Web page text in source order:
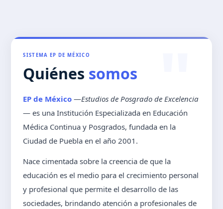
SISTEMA EP DE MÉXICO
Quiénes somos
EP de México —Estudios de Posgrado de Excelencia
— es una Institución Especializada en Educación
Médica Continua y Posgrados, fundada en la
Ciudad de Puebla en el año 2001.
Nace cimentada sobre la creencia de que la
educación es el medio para el crecimiento personal
y profesional que permite el desarrollo de las
sociedades, brindando atención a profesionales de
"